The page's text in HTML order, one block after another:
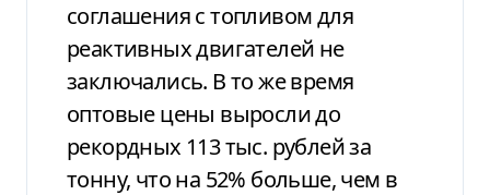
соглашения с топливом для
реактивных двигателей не
заключались. В то же время
оптовые цены выросли до
рекордных 113 тыс. рублей за
тонну, что на 52% больше, чем в